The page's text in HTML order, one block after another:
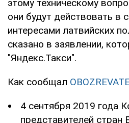
этому техническому
они будут действовать в
интересами латвийских
сказано в заявлении,
"Яндекс.Такси".
Как сообщал
4 сентября 2019 года
представителей стран